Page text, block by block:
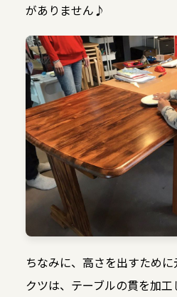
がありません♪
ちなみに、高さを出すため
クツは、テーブルの貫を加